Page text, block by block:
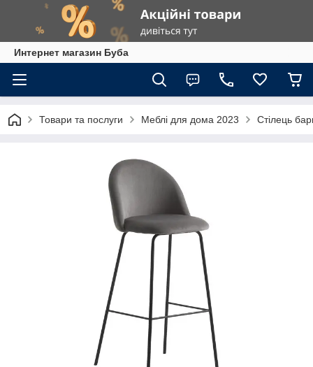
Интернет магазин Буба
Товари та послуги Меблі для дома 2023 Стілець